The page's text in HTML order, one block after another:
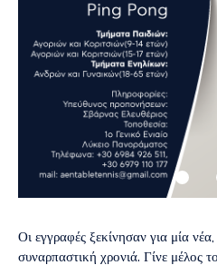
Οι εγγραφές ξεκίνησαν για μία
συναρπαστική χρονιά. Γίνε